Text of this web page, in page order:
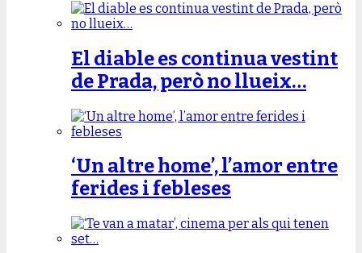
El diable es continua vestint
de Prada, però no llueix…
‘Un altre home’, l’amor entre
ferides i febleses